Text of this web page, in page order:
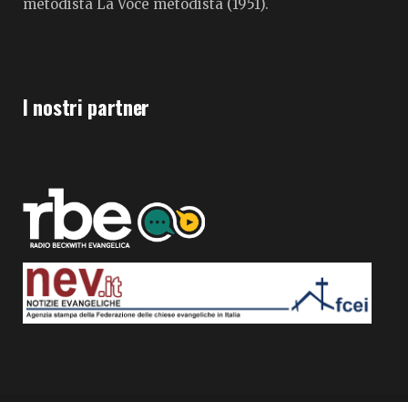
metodista La Voce metodista (1951).
I nostri partner